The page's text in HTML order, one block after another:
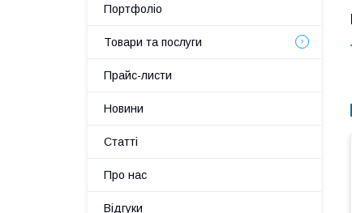
Портфоліо
Товари та послуги
Прайс-листи
Новини
Статті
Про нас
Відгуки